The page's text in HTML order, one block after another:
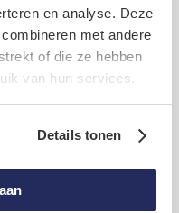
en analyse. Deze
met andere
of die ze hebben
van hun services.
Details tonen